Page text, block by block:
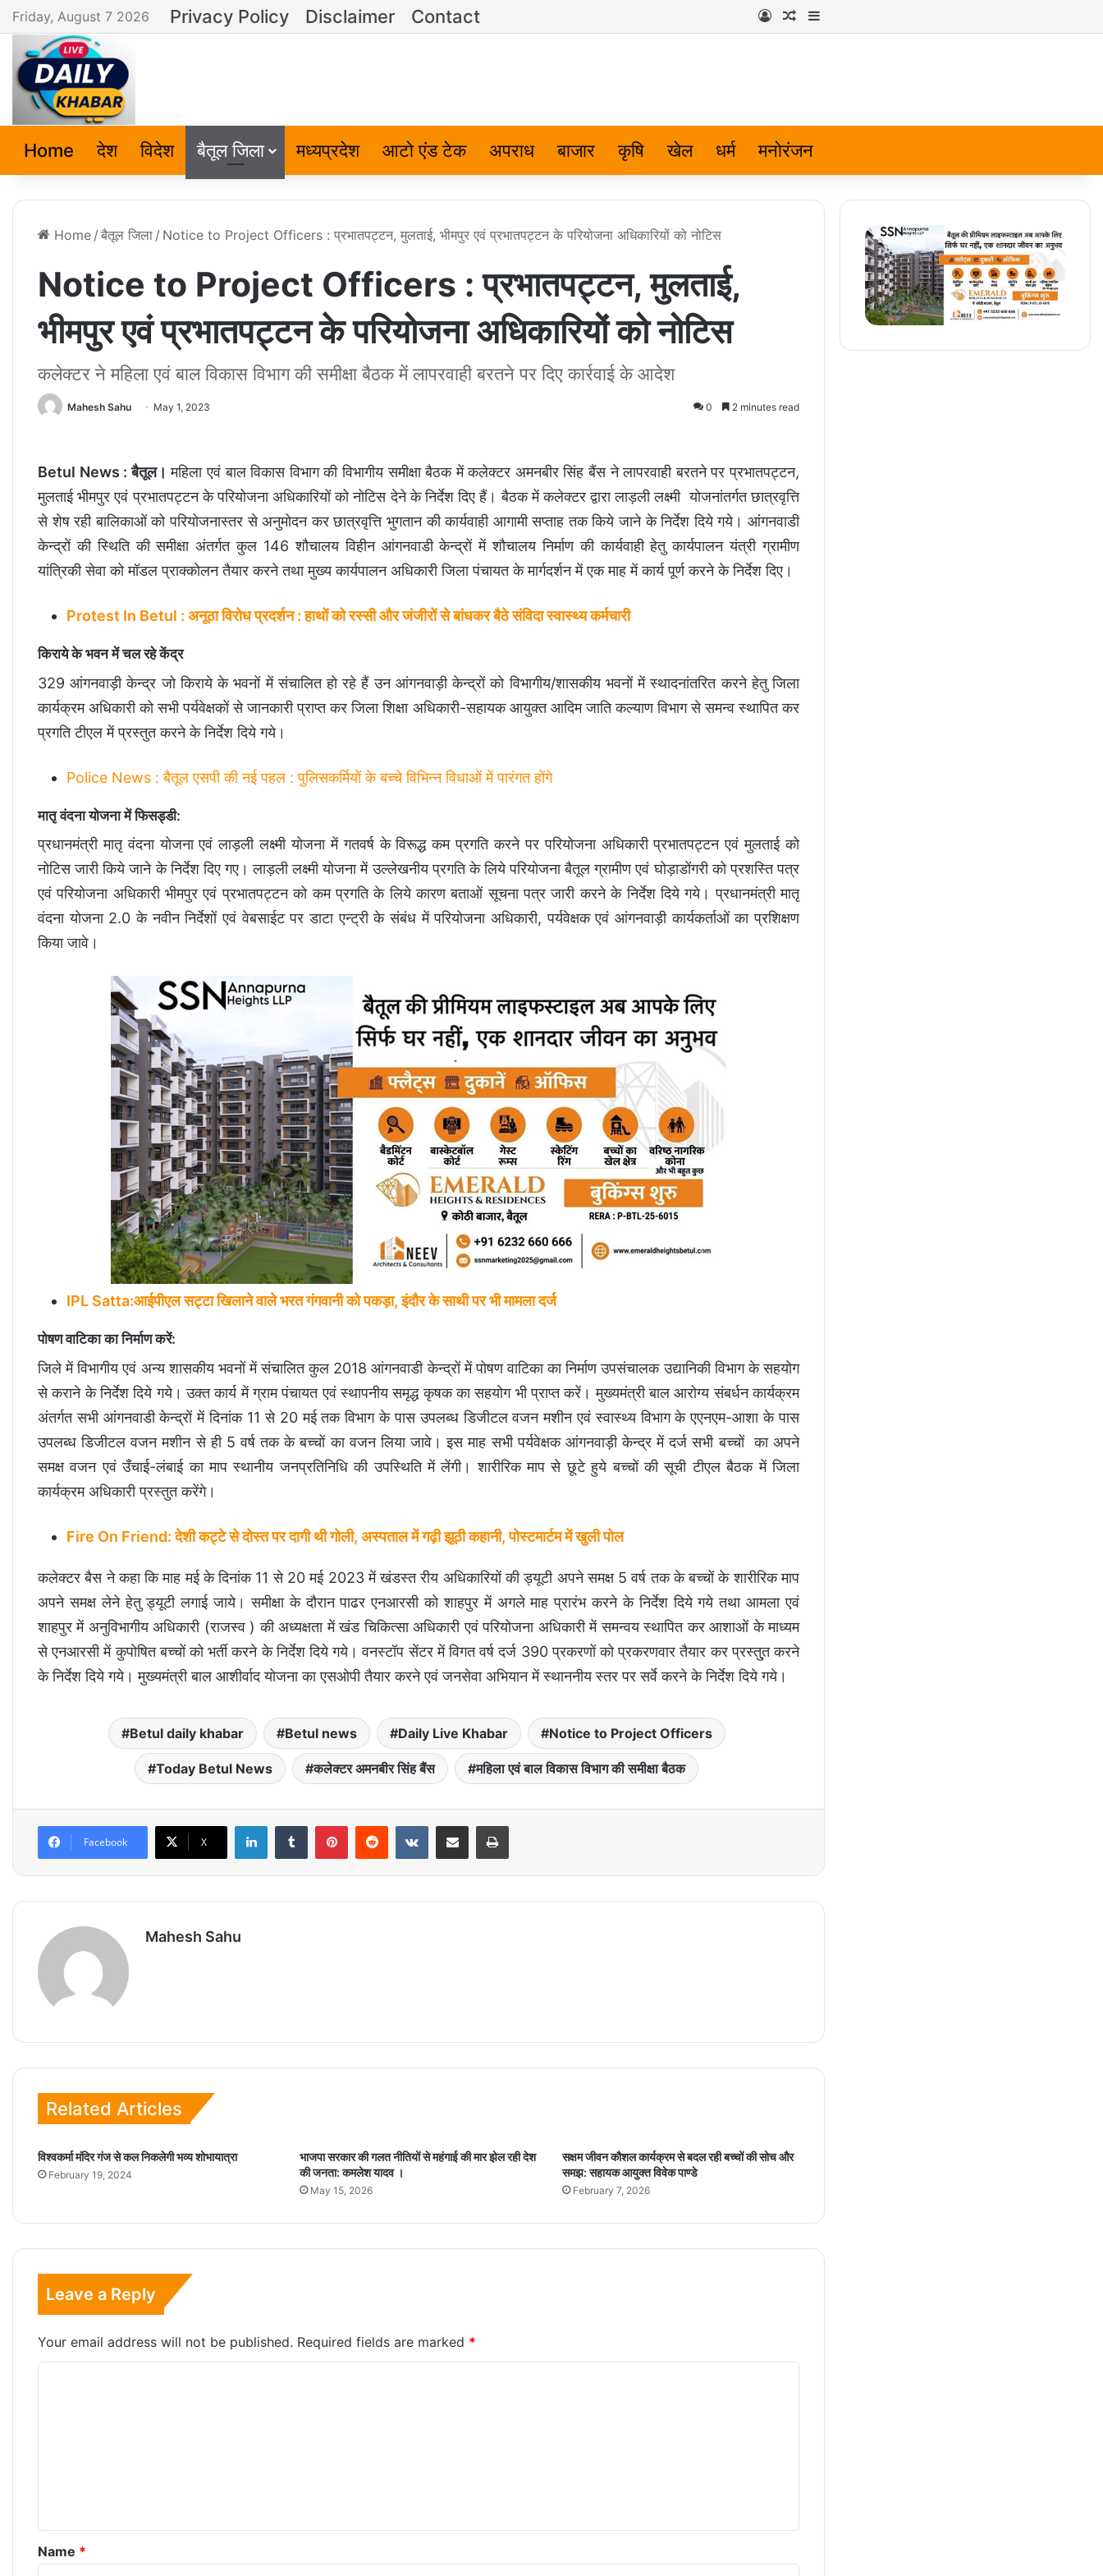
Friday, August 7 2026 Privacy Policy Disclaimer Contact Log InRandom Article
Home देश विदेश बैतूल जिला मध्यप्रदेश आटो एंड टेक अपराध बाजार कृषि खेल धर्म मनोरंजन
Home / बैतूल जिला / Notice to Project Officers : प्रभातपट्टन, मुलताई, भीमपुर एवं प्रभातपट्टन के परियोजना अधिकारियों को नोटिस
Notice to Project Officers : प्रभातपट्टन, मुलताई,
भीमपुर एवं प्रभातपट्टन के परियोजना अधिकारियों को नोटिस
कलेक्टर ने महिला एवं बाल विकास विभाग की समीक्षा बैठक में लापरवाही बरतने पर दिए कार्रवाई के आदेश
Mahesh Sahu May 1, 2023 0 2 minutes read
Betul News : बैतूल। महिला एवं बाल विकास विभाग की विभागीय समीक्षा बैठक में कलेक्टर अमनबीर सिंह बैंस ने लापरवाही बरतने पर प्रभातपट्टन,
मुलताई भीमपुर एवं प्रभातपट्टन के परियोजना अधिकारियों को नोटिस देने के निर्देश दिए हैं। बैठक में कलेक्टर द्वारा लाड़ली लक्ष्मी योजनांतर्गत छात्रवृत्ति
से शेष रही बालिकाओं को परियोजनास्तर से अनुमोदन कर छात्रवृत्ति भुगतान की कार्यवाही आगामी सप्ताह तक किये जाने के निर्देश दिये गये। आंगनवाडी
केन्द्रों की स्थिति की समीक्षा अंतर्गत कुल 146 शौचालय विहीन आंगनवाडी केन्द्रों में शौचालय निर्माण की कार्यवाही हेतु कार्यपालन यंत्री ग्रामीण
यांत्रिकी सेवा को मॉडल प्राक्कोलन तैयार करने तथा मुख्य कार्यपालन अधिकारी जिला पंचायत के मार्गदर्शन में एक माह में कार्य पूर्ण करने के निर्देश दिए।
Protest In Betul : अनूठा विरोध प्रदर्शन : हाथों को रस्सी और जंजीरों से बांधकर बैठे संविदा स्वास्थ्य कर्मचारी
किराये के भवन में चल रहे केंद्र
329 आंगनवाड़ी केन्द्र जो किराये के भवनों में संचालित हो रहे हैं उन आंगनवाड़ी केन्द्रों को विभागीय/शासकीय भवनों में स्थादनांतरित करने हेतु जिला
कार्यक्रम अधिकारी को सभी पर्यवेक्षकों से जानकारी प्राप्त कर जिला शिक्षा अधिकारी-सहायक आयुक्त आदिम जाति कल्याण विभाग से समन्व स्थापित कर
प्रगति टीएल में प्रस्तुत करने के निर्देश दिये गये।
Police News : बैतूल एसपी की नई पहल : पुलिसकर्मियों के बच्चे विभिन्न विधाओं में पारंगत होंगे
मातृ वंदना योजना में फिसड्डी:
प्रधानमंत्री मातृ वंदना योजना एवं लाड़ली लक्ष्मी योजना में गतवर्ष के विरूद्ध कम प्रगति करने पर परियोजना अधिकारी प्रभातपट्टन एवं मुलताई को
नोटिस जारी किये जाने के निर्देश दिए गए। लाड़ली लक्ष्मी योजना में उल्लेखनीय प्रगति के लिये परियोजना बैतूल ग्रामीण एवं घोड़ाडोंगरी को प्रशस्ति पत्र
एवं परियोजना अधिकारी भीमपुर एवं प्रभातपट्टन को कम प्रगति के लिये कारण बताओं सूचना पत्र जारी करने के निर्देश दिये गये। प्रधानमंत्री मातृ
वंदना योजना 2.0 के नवीन निर्देशों एवं वेबसाईट पर डाटा एन्ट्री के संबंध में परियोजना अधिकारी, पर्यवेक्षक एवं आंगनवाड़ी कार्यकर्ताओं का प्रशिक्षण
किया जावे।
IPL Satta:आईपीएल सट्टा खिलाने वाले भरत गंगवानी को पकड़ा, इंदौर के साथी पर भी मामला दर्ज
पोषण वाटिका का निर्माण करें:
जिले में विभागीय एवं अन्य शासकीय भवनों में संचालित कुल 2018 आंगनवाडी केन्द्रों में पोषण वाटिका का निर्माण उपसंचालक उद्यानिकी विभाग के सहयोग
से कराने के निर्देश दिये गये। उक्त कार्य में ग्राम पंचायत एवं स्थापनीय समृद्ध कृषक का सहयोग भी प्राप्त करें। मुख्यमंत्री बाल आरोग्य संबर्धन कार्यक्रम
अंतर्गत सभी आंगनवाडी केन्द्रों में दिनांक 11 से 20 मई तक विभाग के पास उपलब्ध डिजीटल वजन मशीन एवं स्वास्थ्य विभाग के एएनएम-आशा के पास
उपलब्ध डिजीटल वजन मशीन से ही 5 वर्ष तक के बच्चों का वजन लिया जावे। इस माह सभी पर्यवेक्षक आंगनवाड़ी केन्द्र में दर्ज सभी बच्चों का अपने
समक्ष वजन एवं उँचाई-लंबाई का माप स्थानीय जनप्रतिनिधि की उपस्थिति में लेंगी। शारीरिक माप से छूटे हुये बच्चों की सूची टीएल बैठक में जिला
कार्यक्रम अधिकारी प्रस्तुत करेंगे।
Fire On Friend: देशी कट्टे से दोस्त पर दागी थी गोली, अस्पताल में गढ़ी झूठी कहानी, पोस्टमार्टम में खुली पोल
कलेक्टर बैस ने कहा कि माह मई के दिनांक 11 से 20 मई 2023 में खंडस्त रीय अधिकारियों की ड्यूटी अपने समक्ष 5 वर्ष तक के बच्चों के शारीरिक माप
अपने समक्ष लेने हेतु ड्यूटी लगाई जाये। समीक्षा के दौरान पाढर एनआरसी को शाहपुर में अगले माह प्रारंभ करने के निर्देश दिये गये तथा आमला एवं
शाहपुर में अनुविभागीय अधिकारी (राजस्व ) की अध्यक्षता में खंड चिकित्सा अधिकारी एवं परियोजना अधिकारी में समन्वय स्थापित कर आशाओं के माध्यम
से एनआरसी में कुपोषित बच्चों को भर्ती करने के निर्देश दिये गये। वनस्टॉप सेंटर में विगत वर्ष दर्ज 390 प्रकरणों को प्रकरणवार तैयार कर प्रस्तु्त करने
के निर्देश दिये गये। मुख्यमंत्री बाल आशीर्वाद योजना का एसओपी तैयार करने एवं जनसेवा अभियान में स्थाननीय स्तर पर सर्वे करने के निर्देश दिये गये।
Betul daily khabar Betul news Daily Live Khabar Notice to Project Officers
Today Betul News कलेक्टर अमनबीर सिंह बैंस महिला एवं बाल विकास विभाग की समीक्षा बैठक
Facebook X
Mahesh Sahu
Related Articles
विश्वकर्मा मंदिर गंज से कल निकलेगी भव्य शोभायात्रा
February 19, 2024
भाजपा सरकार की गलत नीतियों से महंगाई की मार झेल रही देश
की जनता: कमलेश यादव ।
May 15, 2026
सक्षम जीवन कौशल कार्यक्रम से बदल रही बच्चों की सोच और
समझ: सहायक आयुक्त विवेक पाण्डे
February 7, 2026
Leave a Reply
Your email address will not be published. Required fields are marked *
*
Name *